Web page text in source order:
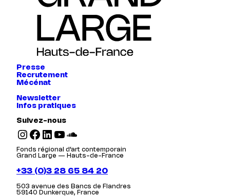
Presse
Recrutement
Mécénat
Newsletter
Infos pratiques
Suivez-nous
Instagram Facebook LinkedIn YouTube SoundCloud
Fonds régional d’art contemporain
Grand Large — Hauts-de-France
+33 (0)3 28 65 84 20
503 avenue des Bancs de Flandres
59140 Dunkerque, France